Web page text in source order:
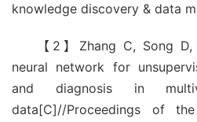
knowledge discovery & data
【2】Zhang C, Song
neural network for
and diagnosis in
data[C]//Proceedings of